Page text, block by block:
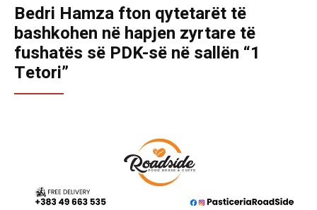
Bedri Hamza fton qytetarët të
bashkohen në hapjen zyrtare të
fushatës së PDK-së në sallën “1
Tetori”